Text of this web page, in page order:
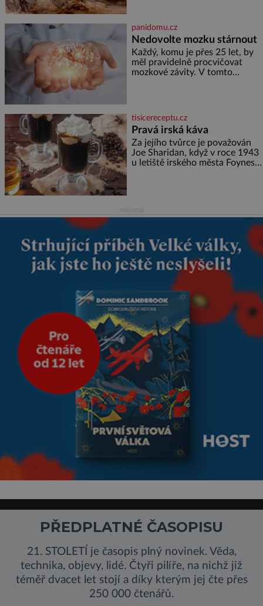
ale doprovázena ohromným
dědictvím
panidomu.cz
Nedovolte mozku stárnout
Každý, komu je přes 25 let, by
měl pravidelně procvičovat
mozkové závity. V tomto
marně v paměti lovíte název
knížky, kterou jste nedávno
přečetli. Je to opravdu tak, s
věkem jako kdyby se paměť
rozhodla stávkovat. Cvičte
tisicereceptu.cz
Pravá irská káva
Za jejího tvůrce je považován
Joe Sharidan, když v roce 1943
u letiště irského města Foynes
PŘEDPLATNÉ ČASOPISU
21. STOLETÍ je časopis plný novinek. Věda,
technika, objevy, lidé. Čtyři pilíře, na nichž již
téměř dvacet let stojí a díky kterým jej čte přes
250 000 čtenářů.